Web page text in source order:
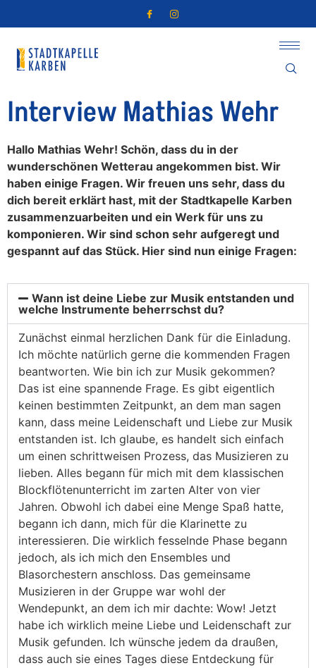
Interview Mathias Wehr
Hallo Mathias Wehr! Schön, dass du in der
wunderschönen Wetterau angekommen bist. Wir
haben einige Fragen. Wir freuen uns sehr, dass du
dich bereit erklärt hast, mit der Stadtkapelle Karben
zusammenzuarbeiten und ein Werk für uns zu
komponieren. Wir sind schon sehr aufgeregt und
gespannt auf das Stück. Hier sind nun einige Fragen:
Wann ist deine Liebe zur Musik entstanden und
welche Instrumente beherrschst du?
Zunächst einmal herzlichen Dank für die Einladung.
Ich möchte natürlich gerne die kommenden Fragen
beantworten. Wie bin ich zur Musik gekommen?
Das ist eine spannende Frage. Es gibt eigentlich
keinen bestimmten Zeitpunkt, an dem man sagen
kann, dass meine Leidenschaft und Liebe zur Musik
entstanden ist. Ich glaube, es handelt sich einfach
um einen schrittweisen Prozess, das Musizieren zu
lieben. Alles begann für mich mit dem klassischen
Blockflötenunterricht im zarten Alter von vier
Jahren. Obwohl ich dabei eine Menge Spaß hatte,
begann ich dann, mich für die Klarinette zu
interessieren. Die wirklich fesselnde Phase begann
jedoch, als ich mich den Ensembles und
Blasorchestern anschloss. Das gemeinsame
Musizieren in der Gruppe war wohl der
Wendepunkt, an dem ich mir dachte: Wow! Jetzt
habe ich wirklich meine Liebe und Leidenschaft zur
Musik gefunden. Ich wünsche jedem da draußen,
dass auch sie eines Tages diese Entdeckung für